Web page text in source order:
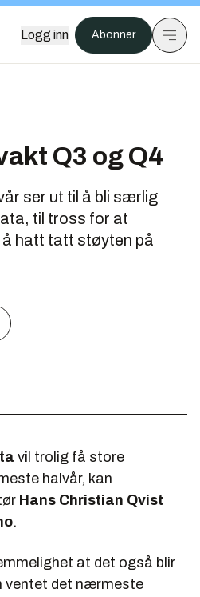
Logg inn Abonner
Q3 og Q4
ser ut til å bli særlig
til tross for at
hatt tatt støyten på
vil trolig få store
halvår, kan
Hans Christian Qvist
.
at det også blir
ventet det nærmeste